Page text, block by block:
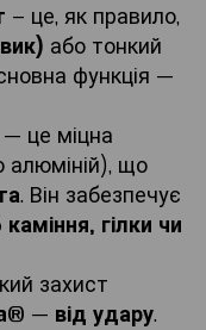
– це, як правило,
або тонкий
функція —
— це міцна
алюміній), що
. Він забезпечує
гілки чи
захист
— від удару.